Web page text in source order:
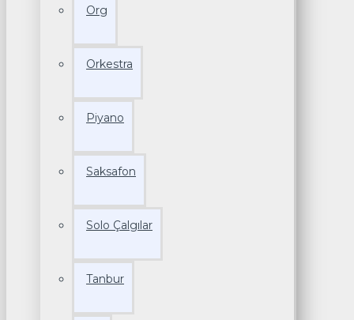
Org
Orkestra
Piyano
Saksafon
Solo Çalgılar
Tanbur